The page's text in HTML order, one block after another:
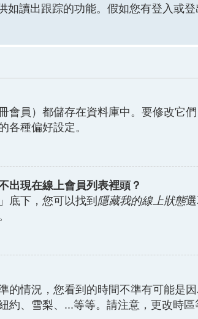
如讀出跟踪的功能。假如您有登入或
會員）都儲存在資料庫中。要修改它
各種偏好設定。
出現在線上會員列表裡頭？
底下，您可以找到 隱藏我的線上狀態
的情況，您看到的時間不準有可能是
約、雪梨、...等等。請注意，更改時